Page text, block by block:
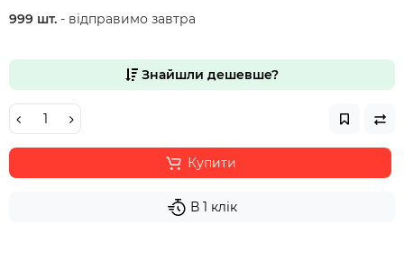
999 шт. - відправимо завтра
Знайшли дешевше?
Купити
В 1 клік